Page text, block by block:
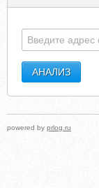
powered by prlog.ru